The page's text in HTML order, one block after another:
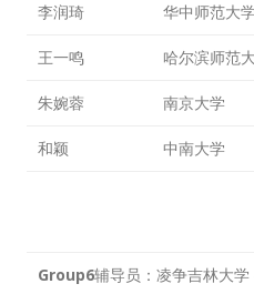
李润琦 华中师范大
王一鸣 哈尔滨师范
朱婉蓉 南京大学
和颖 中南大学
Group6辅导员：凌争吉林大